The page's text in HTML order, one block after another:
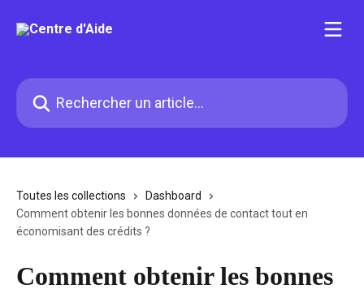
Rechercher un article...
Toutes les collections
Dashboard
Comment obtenir les bonnes données de contact tout en
économisant des crédits ?
Comment obtenir les bonnes